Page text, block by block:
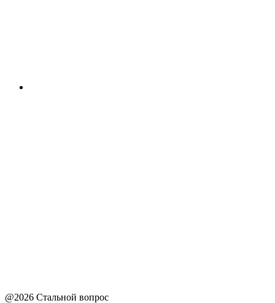
@2026 Стальной вопрос